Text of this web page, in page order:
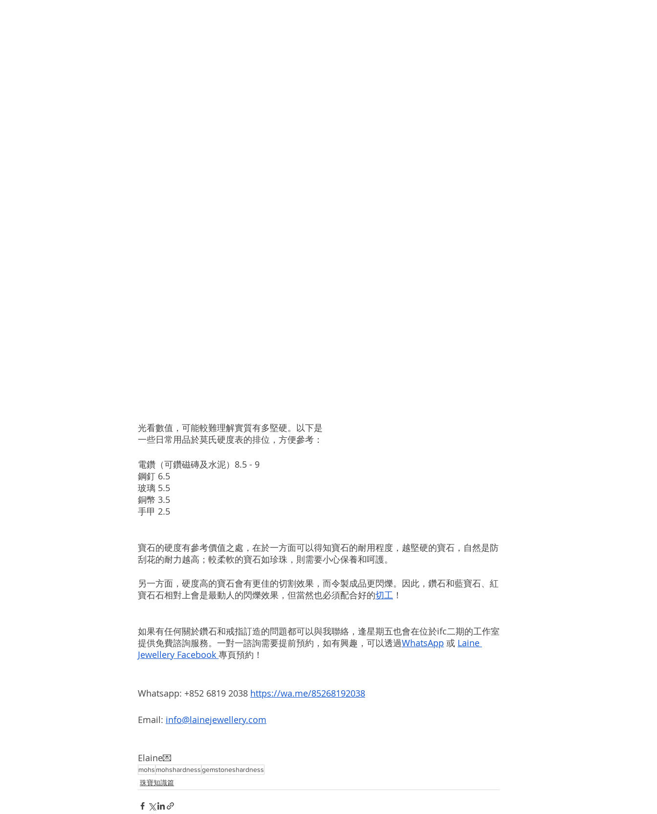
光看數值，可能較難理解實質有多堅硬。以下是
一些日常用品於莫氏硬度表的排位，方便參考：
電鑽（可鑽磁磚及水泥）8.5 - 9
鋼釘 6.5
玻璃 5.5
銅幣 3.5
手甲 2.5
寶石的硬度有參考價值之處，在於一方面可以得知寶石的耐用程度，越堅硬的寶石，自然是防
刮花的耐力越高；較柔軟的寶石如珍珠，則需要小心保養和呵護。
另一方面，硬度高的寶石會有更佳的切割效果，而令製成品更閃爍。因此，鑽石和藍寶石、紅
寶石石相對上會是最動人的閃爍效果，但當然也必須配合好的切工 ！
如果有任何關於鑽石和戒指訂造的問題都可以與我聯絡， 逢星期五也會在位於ifc二期的工作室
提供免費諮詢服務。一對一諮詢需要提前預約，如有興趣，可以透過WhatsApp 或 Laine
Jewellery Facebook 專頁預約！
Whatsapp: +852 6819 2038 https://wa.me/85268192038
Email: info@lainejewellery.com
Elaine💌
mohs mohshardnessgemstoneshardness
珠寶知識篇